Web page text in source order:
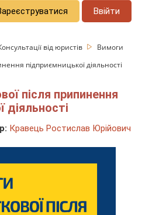
Ввійти
від юристів
Вимоги
підприємницької діяльності
після припинення
діяльності
Кравець Ростислав Юрійович